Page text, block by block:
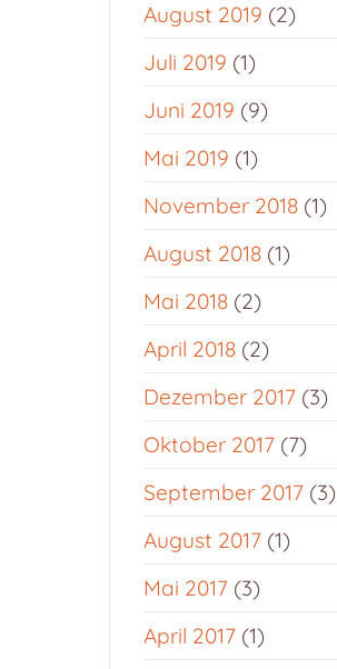
August 2019 (2)
Juli 2019 (1)
Juni 2019 (9)
Mai 2019 (1)
November 2018(1)
August 2018(1)
Mai 2018(2)
April 2018(2)
Dezember 2017(3)
Oktober 2017(7)
September 2017(3)
August 2017(1)
Mai 2017(3)
April 2017(1)